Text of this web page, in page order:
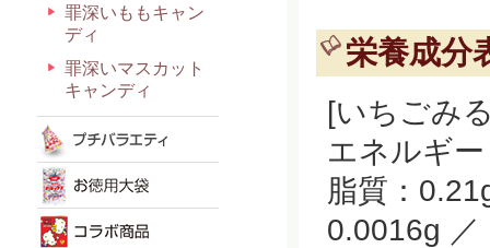
罪深いももキャン
ディ
罪深いマスカット
キャンディ
栄養成分
[いちごみ
エネルギ
脂質：
0.0016g